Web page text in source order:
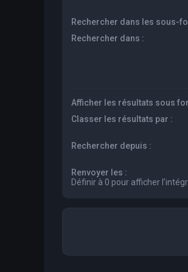
Rechercher dans les sous-
Rechercher dans :
Afficher les résultats sous
Classer les résultats par :
Rechercher depuis :
Renvoyer les :
Définir à 0 pour afficher